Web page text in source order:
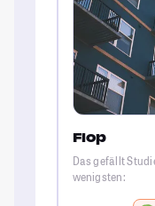
Flop
Das gefällt
wenigsten: